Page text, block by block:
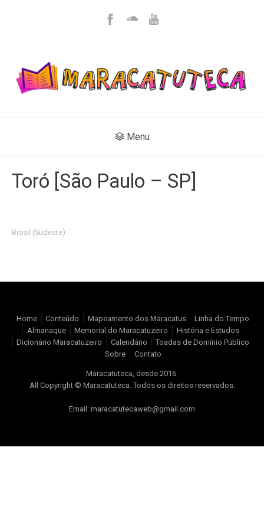
Menu
Toró [São Paulo – SP]
Brasil (Sudeste)
Home Conteúdo Mapeamento dos Maracatus
Linha do Tempo
Almanaque
Memorial do Maracatuzeiro
História e Estudos
Dicionário Maracatuzeiro
Calendário
Toadas de Domínio Público
Sobre
Contato
Maracatuteca, desde 2016.
All Copyright © Maracatuteca. Todos os direitos reservados.
Email: maracatutecaweb@gmail.com